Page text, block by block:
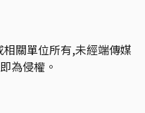
相關單位所有,未經端傳媒
為侵權。